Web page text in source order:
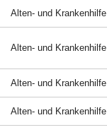
Alten- und Krankenhilfe
Alten- und Krankenhilfe
Alten- und Krankenhilfe
Alten- und Krankenhilfe